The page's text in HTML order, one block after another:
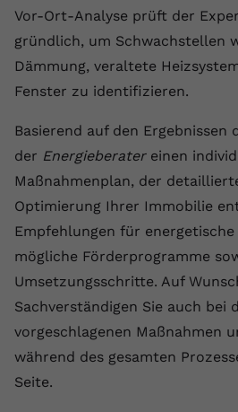
Vor-Ort-Analyse prüft der
gründlich, um Schwachstellen
Dämmung, veraltete
Fenster zu identifizieren.
Basierend auf den Ergebnissen
der Energieberatereinen
Maßnahmenplan, der
Optimierung Ihrer Immobilie
Empfehlungen für energetische
mögliche Förderprogramme
Umsetzungsschritte. Auf
Sachverständigen Sie auch bei
vorgeschlagenen Maßnahmen
während des gesamten
Seite.